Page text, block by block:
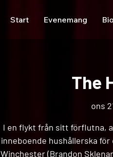
Start Evenemang
The
ons
I en flykt från sitt förflutna,
inneboende hushållerska
Winchester (Brandon